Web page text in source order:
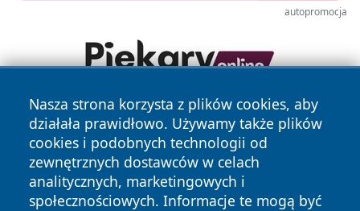
autopromocja
Nasza strona korzysta z plików cookies, aby
działała prawidłowo. Używamy także plików
cookies i podobnych technologii od
zewnętrznych dostawców w celach
analitycznych, marketingowych i
społecznościowych. Informacje te mogą być